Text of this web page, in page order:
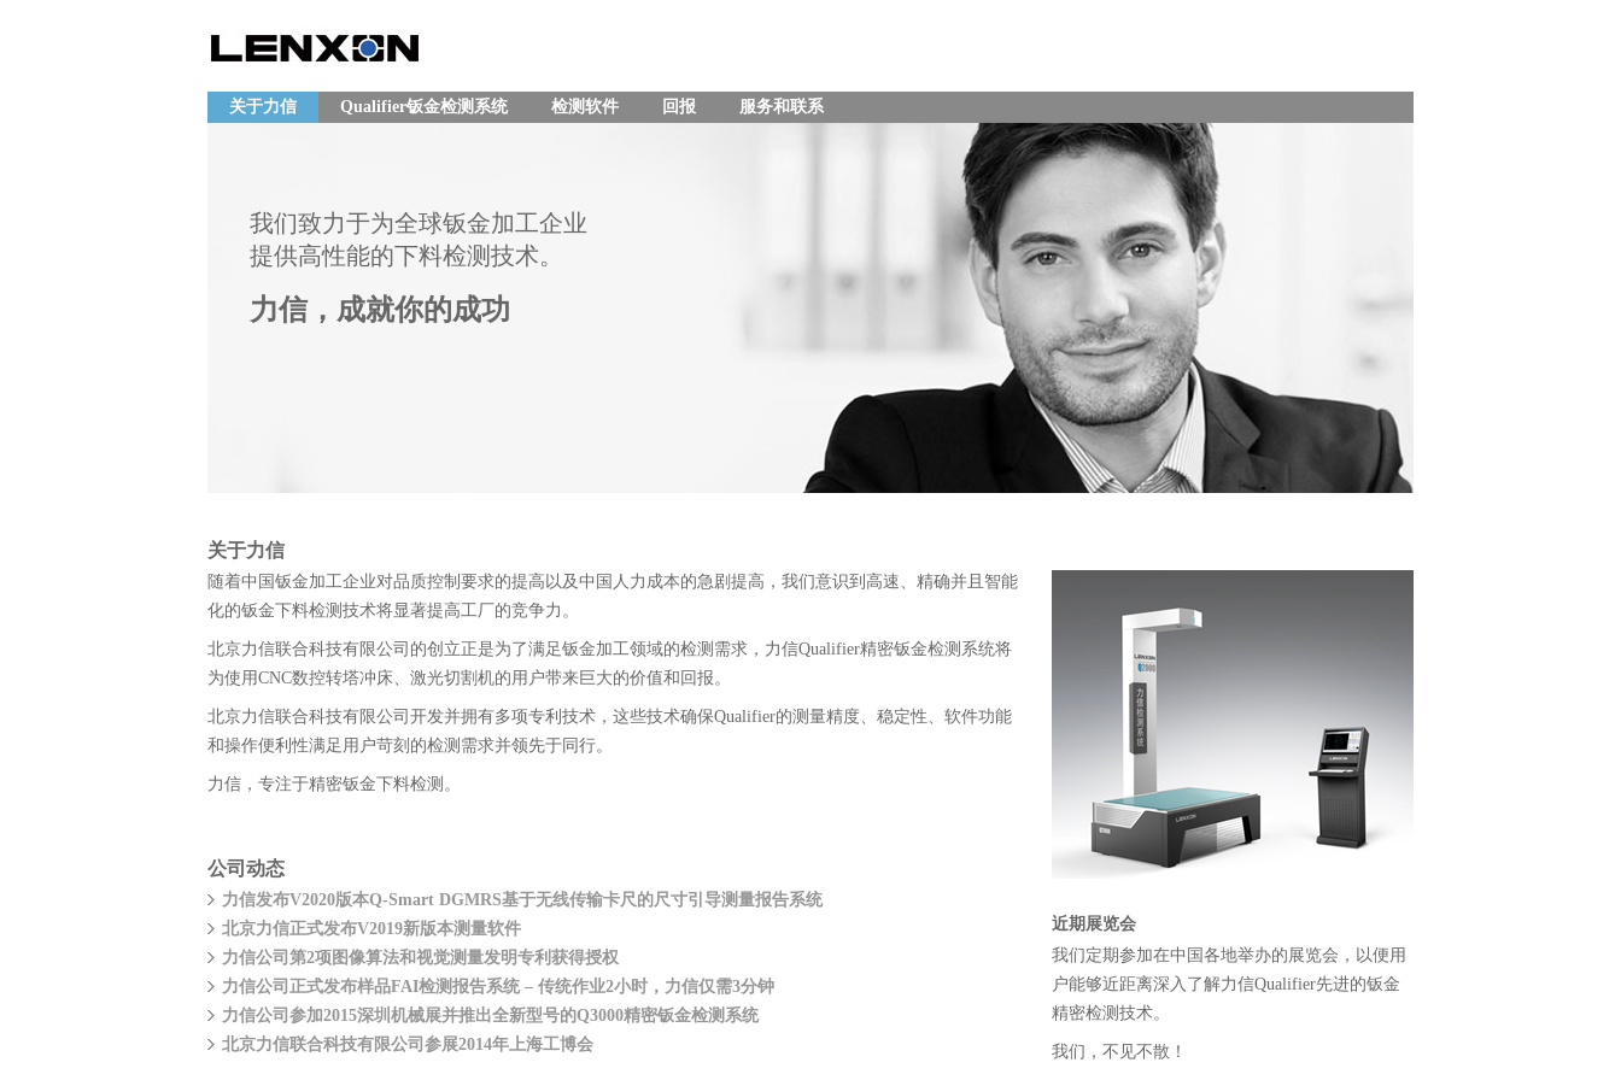
关于力信 Qualifier钣金检测系统 检测软件 回报 服务和联系
我们致力于为全球钣金加工企业
提供高性能的下料检测技术。
力信，成就你的成功
关于力信
随着中国钣金加工企业对品质控制要求的提高以及中国人力成本的急剧提高，我们意识到高速、精确并且智能
化的钣金下料检测技术将显著提高工厂的竞争力。
北京力信联合科技有限公司的创立正是为了满足钣金加工领域的检测需求，力信Qualifier精密钣金检测系统将
为使用CNC数控转塔冲床、激光切割机的用户带来巨大的价值和回报。
北京力信联合科技有限公司开发并拥有多项专利技术，这些技术确保Qualifier的测量精度、稳定性、软件功能
和操作便利性满足用户苛刻的检测需求并领先于同行。
力信，专注于精密钣金下料检测。
公司动态
力信发布V2020版本Q-Smart DGMRS基于无线传输卡尺的尺寸引导测量报告系统
北京力信正式发布V2019新版本测量软件
力信公司第2项图像算法和视觉测量发明专利获得授权
力信公司正式发布样品FAI检测报告系统 – 传统作业2小时，力信仅需3分钟
力信公司参加2015深圳机械展并推出全新型号的Q3000精密钣金检测系统
北京力信联合科技有限公司参展2014年上海工博会
近期展览会
我们定期参加在中国各地举办的展览会，以便用
户能够近距离深入了解力信Qualifier先进的钣金
精密检测技术。
我们，不见不散！